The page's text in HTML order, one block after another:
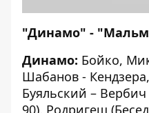
"Динамо" -
Динамо: Бойко,
Шабанов -
Буяльский –
90), Родригеш